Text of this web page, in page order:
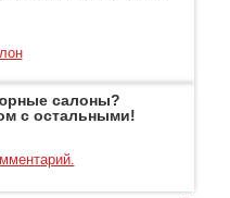
салоны?
с остальными!